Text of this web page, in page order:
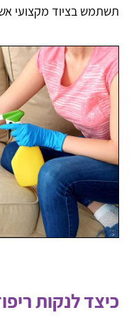
תשתמש בציוד מקצועי
כיצד לנקות